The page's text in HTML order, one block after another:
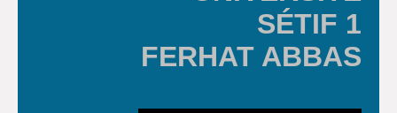
SÉTIF 1
FERHAT ABBAS